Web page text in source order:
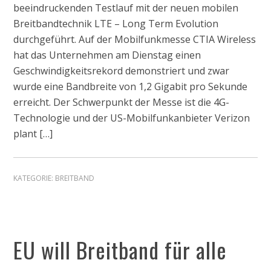
beeindruckenden Testlauf mit der neuen mobilen
Breitbandtechnik LTE – Long Term Evolution
durchgeführt. Auf der Mobilfunkmesse CTIA Wireless
hat das Unternehmen am Dienstag einen
Geschwindigkeitsrekord demonstriert und zwar
wurde eine Bandbreite von 1,2 Gigabit pro Sekunde
erreicht. Der Schwerpunkt der Messe ist die 4G-
Technologie und der US-Mobilfunkanbieter Verizon
plant […]
KATEGORIE: BREITBAND
EU will Breitband für alle